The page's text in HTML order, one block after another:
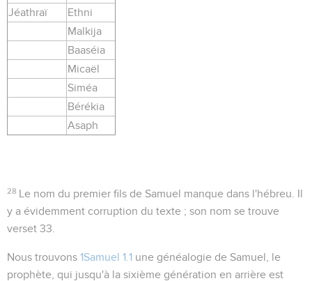
Jéathraï
Ethni
Malkija
Baaséia
Micaël
Siméa
Bérékia
Asaph
28 Le nom du premier fils de Samuel manque dans l'hébreu. Il
y a évidemment corruption du texte ; son nom se trouve
verset 33.
Nous trouvons 1Samuel 1.1 une généalogie de Samuel, le
prophète, qui jusqu'à la sixième génération en arrière est